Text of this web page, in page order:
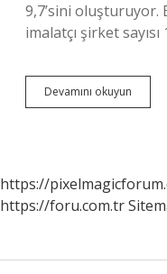
9,7’sini oluşturuyor.
imalatçı şirket
Devamını okuyun
Sanayisi
https://
https://foru.com.tr